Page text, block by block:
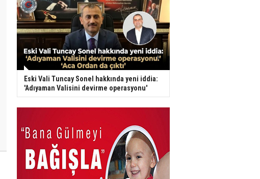
Eski Vali Tuncay Sonel hakkında yeni iddia:
'Adıyaman Valisini devirme operasyonu'